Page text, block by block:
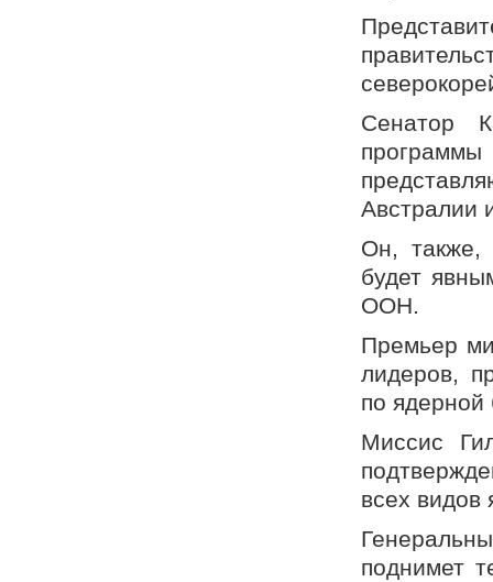
Сенатор
Австралии
Он, также,
будет
ООН.
Премьер
лидеров,
по ядерной
Миссис
всех видов
поднимет